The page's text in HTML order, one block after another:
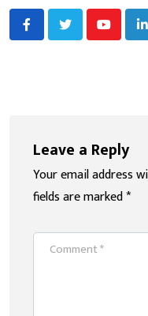
Youtube
Leave a Reply
Your email address
fields are marked*